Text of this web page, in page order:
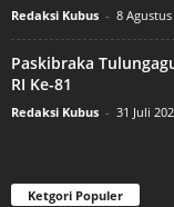
Redaksi Kubus - 8 Agustus
Paskibraka
RI Ke-81
Redaksi Kubus - 31 Juli
Ketgori Populer